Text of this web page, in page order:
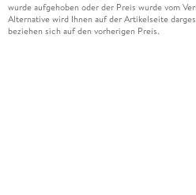
wurde aufgehoben oder der Preis wurde vom
Alternative wird Ihnen auf der Artikelseite
beziehen sich auf den vorherigen Preis.